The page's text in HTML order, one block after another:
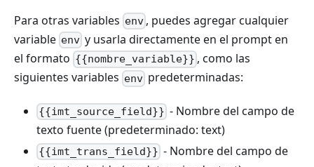
Para otras variables env , puedes agregar cualquier
variable env y usarla directamente en el prompt en
el formato {{nombre_variable}} , como las
siguientes variables env predeterminadas:
{{imt_source_field}} - Nombre del campo de
texto fuente (predeterminado: text)
{{imt_trans_field}} - Nombre del campo de